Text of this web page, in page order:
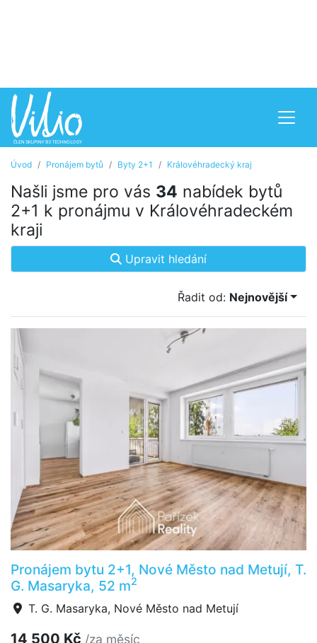
Úvod Pronájem bytů Byty 2+1 Královéhradecký kraj
Našli jsme pro vás 34 nabídek bytů
2+1 k pronájmu v Královéhradeckém
kraji
Upravit hledání
Řadit od: Nejnovější
Pronájem bytu 2+1, Nové Město nad Metují, T.
G. Masaryka, 52 m2
T. G. Masaryka, Nové Město nad Metují
14 500 Kč /za měsíc